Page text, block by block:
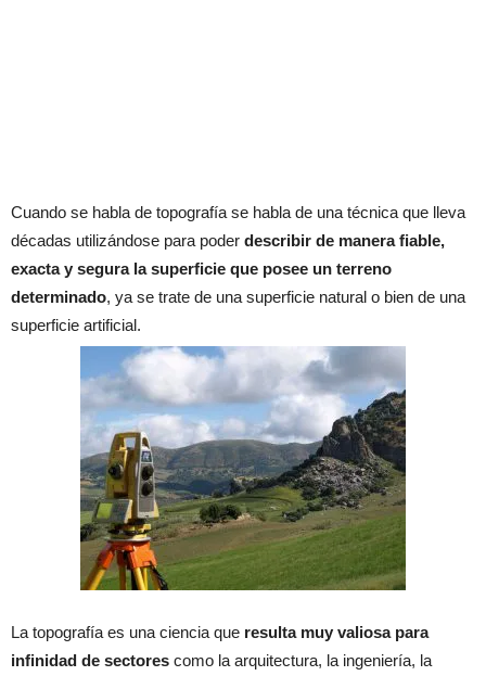
Cuando se habla de topografía se habla de una técnica que lleva
décadas utilizándose para poder describir de manera fiable,
exacta y segura la superficie que posee un terreno
determinado, ya se trate de una superficie natural o bien de una
superficie artificial.
La topografía es una ciencia que resulta muy valiosa para
infinidad de sectores como la arquitectura, la ingeniería, la